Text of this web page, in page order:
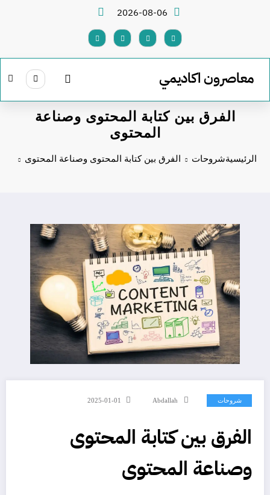
2026-08-06
معاصرون اكاديمي
الفرق بين كتابة المحتوى وصناعة
المحتوى
الرئيسيةشروحات الفرق بين كتابة المحتوى وصناعة المحتوى
شروحات Abdallah
2025-01-01
الفرق بين كتابة المحتوى
وصناعة المحتوى